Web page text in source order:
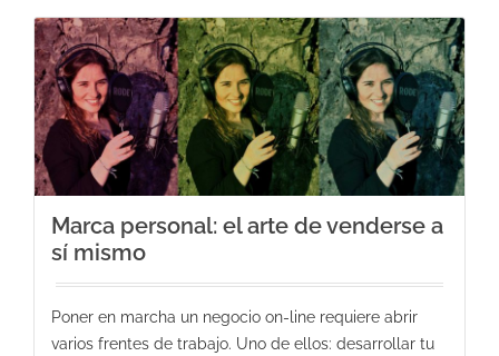
Marca personal: el arte de venderse a
sí mismo
Poner en marcha un negocio on-line requiere abrir
varios frentes de trabajo. Uno de ellos: desarrollar tu